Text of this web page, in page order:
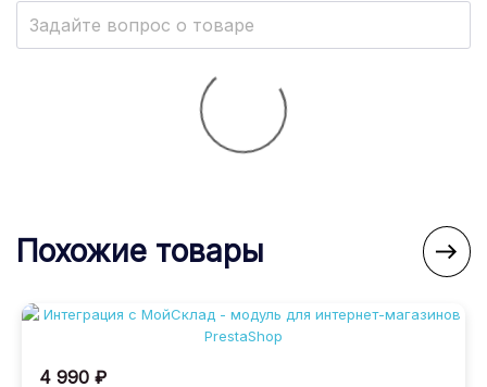
складам, что позволяет быстро оценить наличие
Важно: модуль разработан специально для
PrestaShop 9.0 и выше. Поддержка более
ранних версий не предусмотрена. Это
платформы, актуальные принципы разработки и
обеспечить высокую производительность и
Если у вас возникнут вопросы по установке,
настройке или интеграции модуля, мы всегда
Похожие товары 
4 990 ₽